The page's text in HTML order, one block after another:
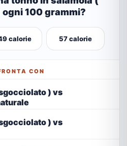
100 grammi?
calorie 57 calorie
CON
) vs
) vs